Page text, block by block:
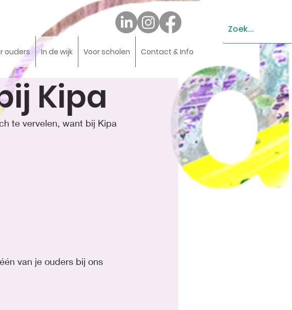
ouders In de wijk Voor scholen Contact & Info
Kipa
te vervelen, want bij Kipa
van je ouders bij ons